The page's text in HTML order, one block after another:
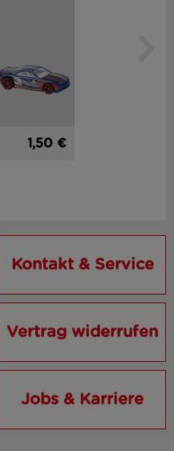
1,50 €
Kontakt & Service
Vertrag widerrufen
Jobs & Karriere